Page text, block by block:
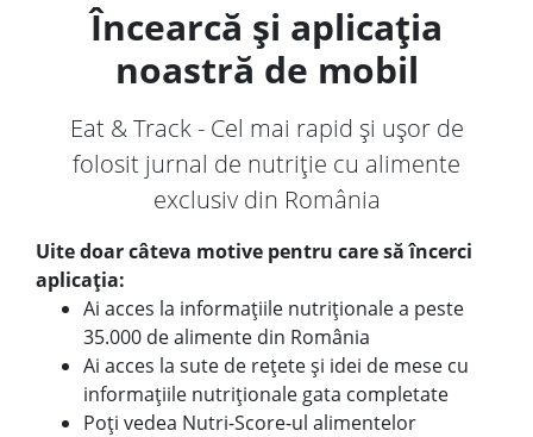
Încearcă și aplicația
noastră de mobil
Eat & Track - Cel mai rapid și ușor de
folosit jurnal de nutriție cu alimente
exclusiv din România
Uite doar câteva motive pentru care să încerci
aplicația:
Ai acces la informațiile nutriționale a peste
35.000 de alimente din România
Ai acces la sute de rețete și idei de mese cu
informațiile nutriționale gata completate
Poți vedea Nutri-Score-ul alimentelor